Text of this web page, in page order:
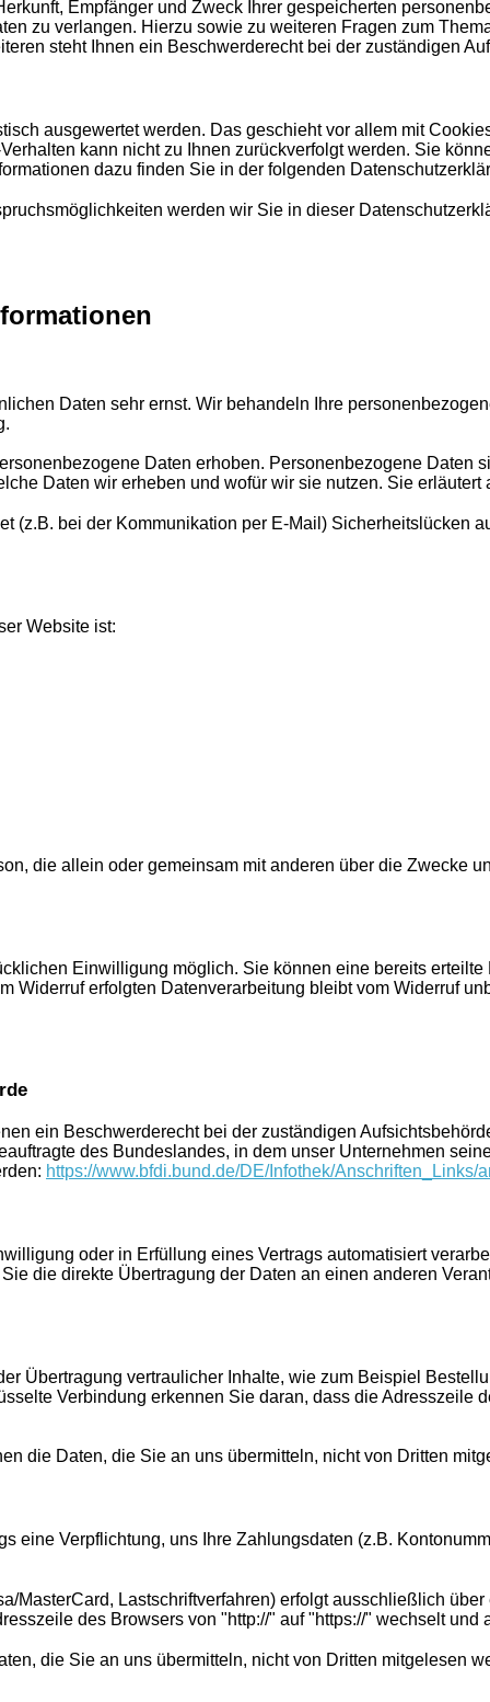
Empfänger und Zweck Ihrer gespeicherten
zu verlangen. Hierzu sowie zu weiteren Fragen zum
steht Ihnen ein Beschwerderecht bei der zuständigen
ausgewertet werden. Das geschieht vor allem mit
kann nicht zu Ihnen zurückverfolgt werden. Sie
dazu finden Sie in der folgenden
werden wir Sie in dieser
Daten sehr ernst. Wir behandeln Ihre
Daten erhoben. Personenbezogene Daten
Daten wir erheben und wofür wir sie nutzen. Sie
(z.B. bei der Kommunikation per E-Mail) Sicherheitslücken
Website ist:
die allein oder gemeinsam mit anderen über die Zwecke
Einwilligung möglich. Sie können eine bereits
Widerruf erfolgten Datenverarbeitung bleibt vom Widerruf
ein Beschwerderecht bei der zuständigen
des Bundeslandes, in dem unser Unternehmen
https://www.bfdi.bund.de/DE/Infothek/Anschriften_Links/
oder in Erfüllung eines Vertrags automatisiert
die direkte Übertragung der Daten an einen anderen
Übertragung vertraulicher Inhalte, wie zum Beispiel
Verbindung erkennen Sie daran, dass die Adresszeile
die Daten, die Sie an uns übermitteln, nicht von Dritten
eine Verpflichtung, uns Ihre Zahlungsdaten (z.B.
MasterCard, Lastschriftverfahren) erfolgt ausschließlich
des Browsers von "http://" auf "https://" wechselt
die Sie an uns übermitteln, nicht von Dritten mitgelesen